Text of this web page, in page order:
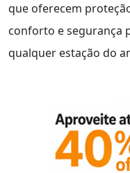
que oferecem
conforto e segurança
qualquer estação do